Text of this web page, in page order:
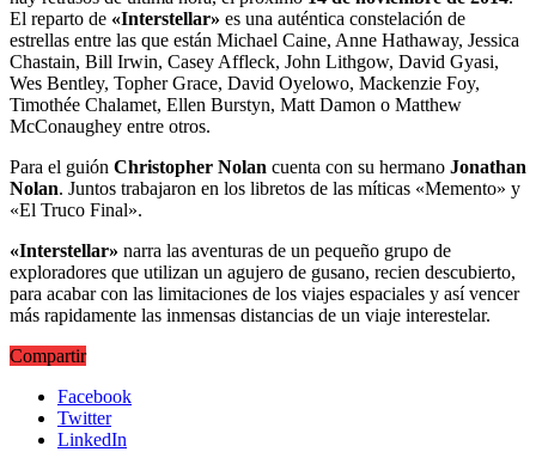
El reparto de «Interstellar» es una auténtica constelación de
estrellas entre las que están Michael Caine, Anne Hathaway, Jessica
Chastain, Bill Irwin, Casey Affleck, John Lithgow, David Gyasi,
Wes Bentley, Topher Grace, David Oyelowo, Mackenzie Foy,
Timothée Chalamet, Ellen Burstyn, Matt Damon o Matthew
McConaughey entre otros.
Para el guión Christopher Nolan cuenta con su hermano Jonathan
Nolan. Juntos trabajaron en los libretos de las míticas «Memento» y
«El Truco Final».
«Interstellar» narra las aventuras de un pequeño grupo de
exploradores que utilizan un agujero de gusano, recien descubierto,
para acabar con las limitaciones de los viajes espaciales y así vencer
más rapidamente las inmensas distancias de un viaje interestelar.
Compartir
Facebook
Twitter
LinkedIn